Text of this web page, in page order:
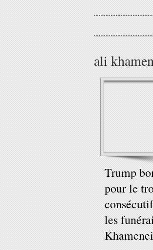
ali
Trump
pour le
les
Khamenei